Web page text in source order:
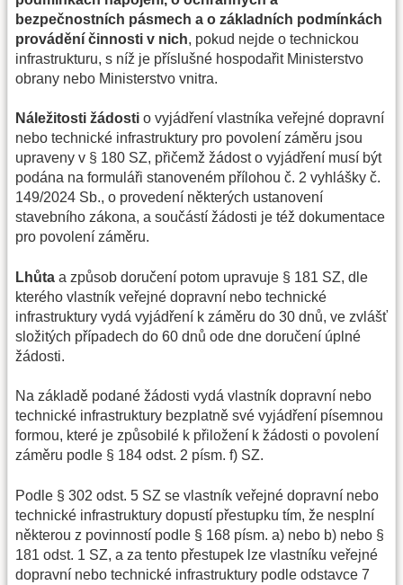
bezpečnostních pásmech a o základních podmínkách
provádění činnosti v nich, pokud nejde o technickou
infrastrukturu, s níž je příslušné hospodařit Ministerstvo
obrany nebo Ministerstvo vnitra.
Náležitosti žádosti o vyjádření vlastníka veřejné dopravní
nebo technické infrastruktury pro povolení záměru jsou
upraveny v § 180 SZ, přičemž žádost o vyjádření musí být
podána na formuláři stanoveném přílohou č. 2 vyhlášky č.
149/2024 Sb., o provedení některých ustanovení
stavebního zákona, a součástí žádosti je též dokumentace
pro povolení záměru.
Lhůta a způsob doručení potom upravuje § 181 SZ, dle
kterého vlastník veřejné dopravní nebo technické
infrastruktury vydá vyjádření k záměru do 30 dnů, ve zvlášť
složitých případech do 60 dnů ode dne doručení úplné
žádosti.
Na základě podané žádosti vydá vlastník dopravní nebo
technické infrastruktury bezplatně své vyjádření písemnou
formou, které je způsobilé k přiložení k žádosti o povolení
záměru podle § 184 odst. 2 písm. f) SZ.
Podle § 302 odst. 5 SZ se vlastník veřejné dopravní nebo
technické infrastruktury dopustí přestupku tím, že nesplní
některou z povinností podle § 168 písm. a) nebo b) nebo §
181 odst. 1 SZ, a za tento přestupek lze vlastníku veřejné
dopravní nebo technické infrastruktury podle odstavce 7